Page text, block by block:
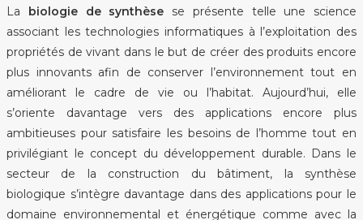
La biologie de synthèse se présente telle une science
associant les technologies informatiques à l’exploitation des
propriétés de vivant dans le but de créer des produits encore
plus innovants afin de conserver l’environnement tout en
améliorant le cadre de vie ou l’habitat. Aujourd’hui, elle
s’oriente davantage vers des applications encore plus
ambitieuses pour satisfaire les besoins de l’homme tout en
privilégiant le concept du développement durable. Dans le
secteur de la construction du bâtiment, la synthèse
biologique s’intègre davantage dans des applications pour le
domaine environnemental et énergétique comme avec la